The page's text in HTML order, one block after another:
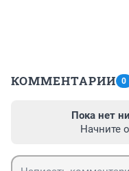
КОММЕНТАРИИ 0
Пока нет
Начните